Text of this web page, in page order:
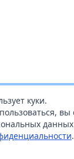
куки.
вы
данных
.